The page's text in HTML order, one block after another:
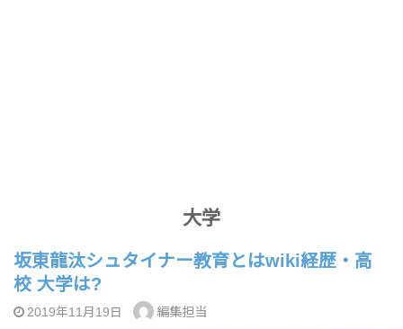
大学
坂東龍汰シュタイナー教育とはwiki経歴・高
校 大学は?
2019年11月19日 編集担当